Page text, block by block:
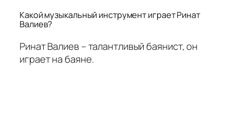
Какой музыкальный инструмент играет Ринат
Валиев?
Ринат Валиев – талантливый баянист, он
играет на баяне.